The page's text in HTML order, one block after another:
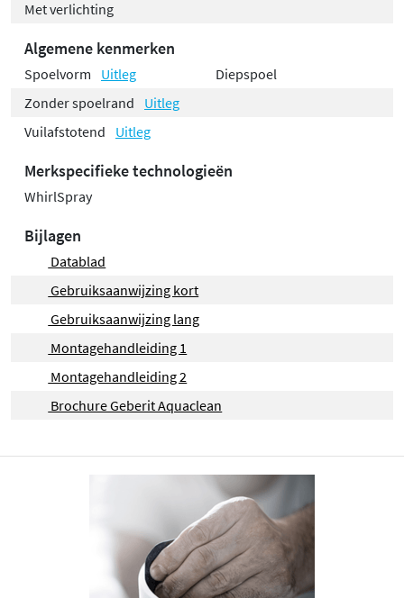
Met verlichting
Algemene kenmerken
Spoelvorm Uitleg
Diepspoel
Zonder spoelrand
Uitleg
Vuilafstotend
Uitleg
Merkspecifieke technologieën
WhirlSpray
Bijlagen
Datablad
Gebruiksaanwijzing kort
Gebruiksaanwijzing lang
Montagehandleiding 1
Montagehandleiding 2
Brochure Geberit Aquaclean